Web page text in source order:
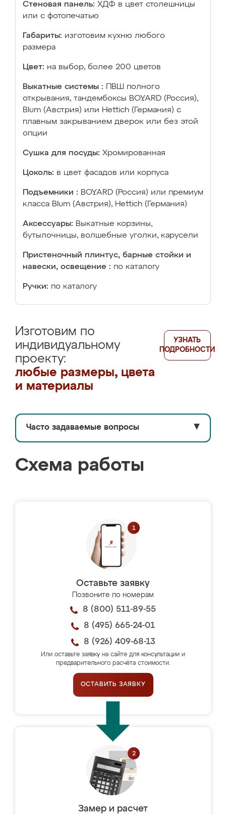
Стеновая панель: ХДФ в цвет столешницы
или с фотопечатью
Габариты: изготовим кухню любого
размера
Цвет: на выбор, более 200 цветов
Выкатные системы :
ПВШ полного
открывания, тандембоксы BOYARD (Россия),
Blum (Австрия) или Hettich (Германия) с
плавным закрыванием дверок или без этой
опции
Сушка для посуды: Хромированная
Цоколь: в цвет фасадов или корпуса
Подъемники : BOYARD (Россия) или премиум
класса Blum (Австрия), Hettich (Германия)
Аксессуары: Выкатные корзины,
бутылочницы, волшебные уголки, карусели
Пристеночный плинтус, барные стойки и
навески, освещение : по каталогу
Ручки: по каталогу
Изготовим по
индивидуальному
проекту:
любые размеры, цвета
и материалы
УЗНАТЬ
ПОДРОБНОСТИ
Часто задаваемые вопросы ▼
Схема работы
Оставьте заявку
Позвоните по номерам
8 (800) 511-89-55
8 (495) 665-24-01
8 (926) 409-68-13
Или оставьте заявку на сайте для консультации и
предварительного расчёта стоимости.
ОСТАВИТЬ ЗАЯВКУ
Замер и расчет